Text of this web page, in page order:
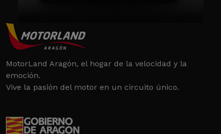
MotorLand Aragón, el hogar de la velocidad y la
emoción.
Vive la pasión del motor en un circuito único.